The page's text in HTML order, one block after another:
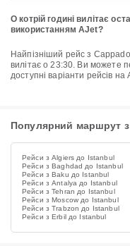
О котрій годині вилітає
використанням AJet?
Найпізніший рейс з Cappadocia до Istanbul з авіакомпанією AJet
вилітає о 23:30. Ви можете
доступні варіанти рейсів на
Популярний маршрут
Рейси з Algiers до Istanbul
Рейси з Baghdad до Istanbul
Рейси з Baku до Istanbul
Рейси з Antalya до Istanbul
Рейси з Tehran до Istanbul
Рейси з Moscow до Istanbul
Рейси з Trabzon до Istanbul
Рейси з Erbil до Istanbul